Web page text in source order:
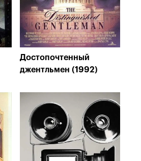
Достопочтенный
джентльмен (1992)